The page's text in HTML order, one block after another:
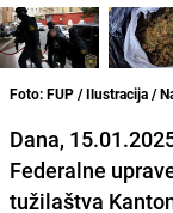
Foto: FUP / Ilustracija /
Dana,
Federalne
tužilaštva